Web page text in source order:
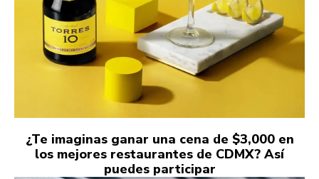
¿Te imaginas ganar una cena de $3,000 en
los mejores restaurantes de CDMX? Así
puedes participar